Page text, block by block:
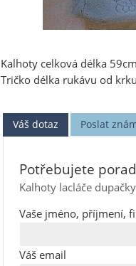
Kalhoty celková délka 59cm
Tričko délka rukávu od
Váš dotaz Poslat
Potřebujete
Kalhoty lacláče
Vaše jméno, příjmení,
Váš email